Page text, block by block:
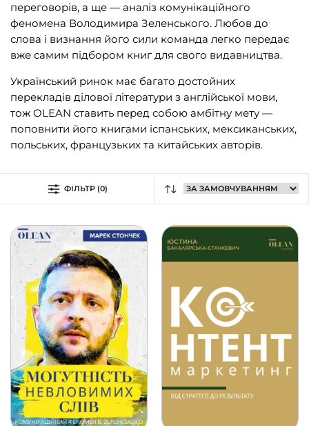
переговорів, а ще — аналіз комунікаційного
феномена Володимира Зеленського. Любов до
слова і визнання його сили команда легко передає
вже самим підбором книг для свого видавництва.
Український ринок має багато достойних
перекладів ділової літератури з англійської мови,
тож OLEAN ставить перед собою амбітну мету —
поповнити його книгами іспанських, мексиканських,
польських, французьких та китайських авторів.
ФІЛЬТР (0)
Readberry(13)
Steppe Lighthouse(2)
Алатон(25)
АССА(60)
Видавництво «Крок»(49)
Видавництво Анетти Антоненко(239)
Видавництво Богдан(1515)
Відкриття(1)
їzhak(1)
(18)
Кальварія(43)
Кенгуру(9)
Книги-ХХІ(225)
КСД(1010)
Маміно(10)
Мандрівець(27)
Меридіан Черновіц(70)